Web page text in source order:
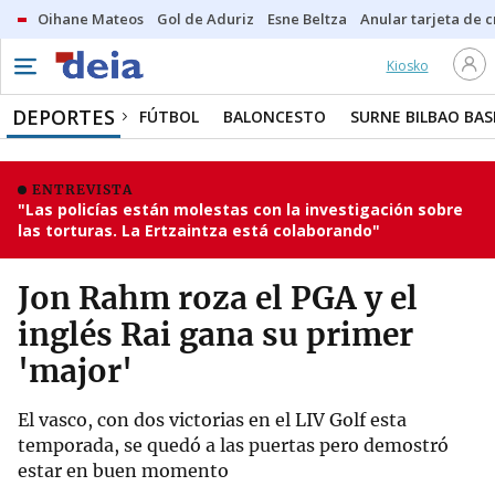
Oihane Mateos Gol de Aduriz Esne Beltza Anular tarjeta de
Kiosko
DEPORTES FÚTBOL BALONCESTO SURNE BILBAO
ENTREVISTA
"Las policías están molestas con la investigación sobre
las torturas. La Ertzaintza está colaborando"
Jon Rahm roza el PGA y el
inglés Rai gana su primer
'major'
El vasco, con dos victorias en el LIV Golf esta
temporada, se quedó a las puertas pero demostró
estar en buen momento